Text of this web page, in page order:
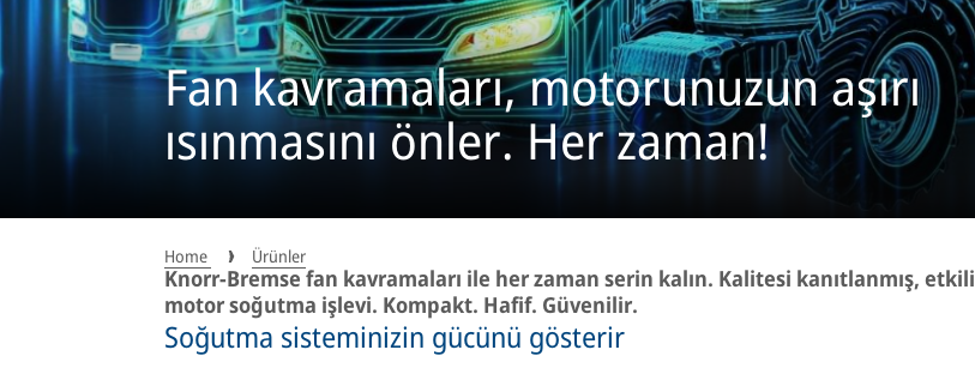
Fan kavramaları, motorunuzun aşırı
ısınmasını önler. Her zaman!
Home Ürünler
Knorr-Bremse fan kavramaları ile her zaman serin kalın. Kalitesi kanıtlanmış, etkili
motor soğutma işlevi. Kompakt. Hafif. Güvenilir.
Soğutma sisteminizin gücünü gösterir